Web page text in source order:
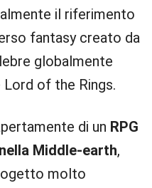
il riferimento
fantasy creato da
globalmente
of the Rings.
di un RPG
Middle-earth,
molto